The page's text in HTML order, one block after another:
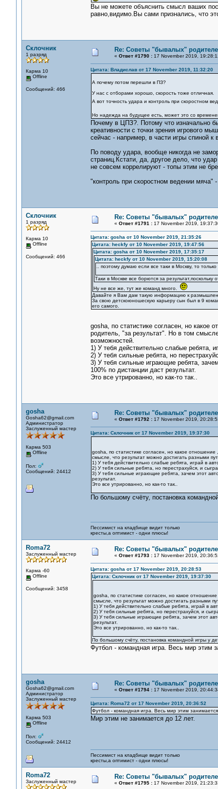
Вы не можете объяснить смысл ваших
равно,видимо.Вы сами признались, что
Склочник
1 разряд
Карма 10
Offline
Сообщений: 466
Re: Советы "бывалых"
« Ответ #1790 :17 November 2019,
Цитата: Владислав от 17 November 2019, 11:32:20
А почему потом перешли в ПЗ?
У нас с отборами хорошо, скорость тоже отличная.
А вот точность удара и контроль при скоростном
Но надежда на будущее есть, может это со
Почему в ЦПЗ?. Потому что изначально
креативности с точки зрения игрового
сейчас - например, в части игры спиной к
По поводу удара, вообще никогда не
страниц.Кстати, да, другое дело, что
не совсем коррелируют - топы этим не
"контроль при скоростном ведении мяча"
Склочник
1 разряд
Карма 10
Offline
Сообщений: 466
Re: Советы "бывалых"
« Ответ #1791 :17 November 2019,
Цитата: gosha от 10 November 2019, 21:35:26
Цитата: heckfy от 10 November 2019, 19:47:56
Цитата: gosha от 10 November 2019, 17:35:17
Цитата: heckfy от 10 November 2019, 15:20:08
.. поэтому думаю если все таки в Москву, то
Таки в Москве все борются за результат,поскольку
Ну не все же, тут же команд много.
Давайте я Вам дам такую информацию к
За свою детскоюношескую карьеру сын был в 9
его самого.
gosha, по статистике согласен, но какое
родитель, "за результат". Но в том
возможностей.
1) У тебя действительно слабые ребята,
2) У тебя сильные ребята, но
3) У тебя сильные играющие ребята,
100% по дистанции даст результат.
Это все утрированно, но как-то так..
gosha
Gosha62@gmail.com
Администратор
Заслуженный мастер
Карма 503
Offline
Пол:
Сообщений: 24412
Re: Советы "бывалых"
« Ответ #1792 :17 November 2019,
Цитата: Склочник от 17 November 2019, 19:37:30
gosha, по статистике согласен, но какое отношение
смысле, что результат можно достигать разными
1) У тебя действительно слабые ребята, играй в
2) У тебя сильные ребята, но перестрахуйся, и
3) У тебя сильные играющие ребята, зачем этот
результат.
Это все утрированно, но как-то так..
По большому счёту, постановка
Пессимист на кладбище видит только
кресты,а оптимист - одни плюсы!
Roma72
Заслуженный мастер
Карма -60
Offline
Сообщений: 3458
Re: Советы "бывалых"
« Ответ #1793 :17 November 2019,
Цитата: gosha от 17 November 2019, 20:28:53
Цитата: Склочник от 17 November 2019, 19:37:30
gosha, по статистике согласен, но какое
смысле, что результат можно достигать разными
1) У тебя действительно слабые ребята, играй в
2) У тебя сильные ребята, но перестрахуйся, и
3) У тебя сильные играющие ребята, зачем этот
результат.
Это все утрированно, но как-то так..
По большому счёту, постановка командной игры у
Футбол - командная игра. Весь мир этим
gosha
Gosha62@gmail.com
Администратор
Заслуженный мастер
Карма 503
Offline
Пол:
Сообщений: 24412
Re: Советы "бывалых"
« Ответ #1794 :17 November 2019,
Цитата: Roma72 от 17 November 2019, 20:36:52
Футбол - командная игра. Весь мир этим
Мир этим не занимается до 12 лет.
Пессимист на кладбище видит только
кресты,а оптимист - одни плюсы!
Roma72
Заслуженный мастер
Re: Советы "бывалых"
« Ответ #1795 :17 November 2019,